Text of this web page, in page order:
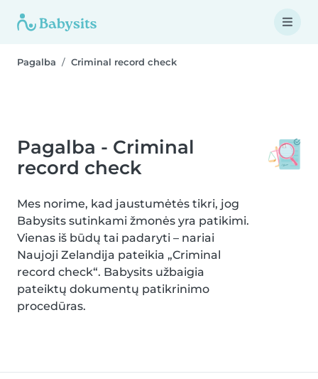
Pagalba Criminal record check
Pagalba - Criminal
record check
Mes norime, kad jaustumėtės tikri, jog
Babysits sutinkami žmonės yra patikimi.
Vienas iš būdų tai padaryti – nariai
Naujoji Zelandija pateikia „Criminal
record check“. Babysits užbaigia
pateiktų dokumentų patikrinimo
procedūras.